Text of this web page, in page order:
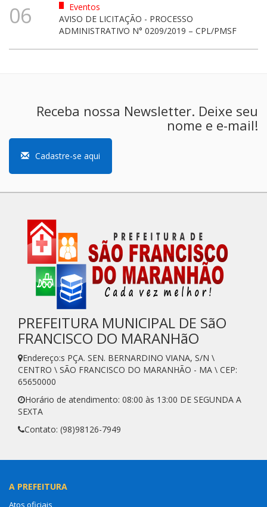
06
Eventos
AVISO DE LICITAÇÃO - PROCESSO
ADMINISTRATIVO N° 0209/2019 – CPL/PMSF
Receba nossa Newsletter. Deixe seu
nome e e-mail!
Cadastre-se aqui
PREFEITURA MUNICIPAL DE SãO
FRANCISCO DO MARANHãO
Endereço:s PÇA. SEN. BERNARDINO VIANA, S/N \
CENTRO \ SÃO FRANCISCO DO MARANHÃO - MA \ CEP:
65650000
Horário de atendimento: 08:00 às 13:00 DE SEGUNDA A
SEXTA
Contato: (98)98126-7949
A PREFEITURA
Atos oficiais